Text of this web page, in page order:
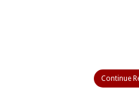
Continue